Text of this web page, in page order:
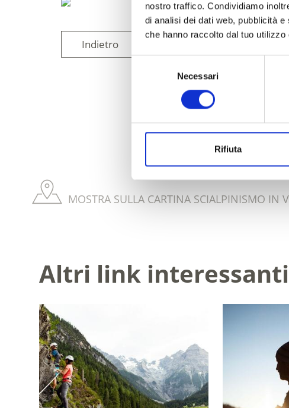
nostro traffico. Condividiamo
di analisi dei dati web, pubblicità
che hanno raccolto dal tuo utilizzo
Necessari
Rifiuta
Indietro
IL CONTENUTO
MOSTRA SULLA CARTINA SCIALPINISMO IN
Altri link interessanti